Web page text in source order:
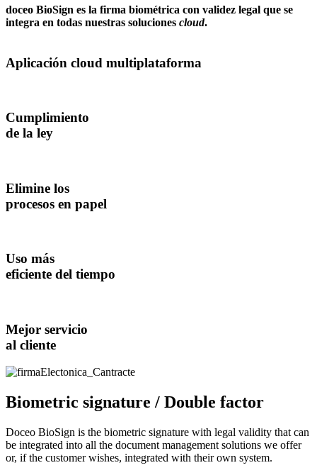
doceo BioSign es la firma biométrica con validez legal que se
integra en todas nuestras soluciones cloud.
Aplicación cloud multiplataforma
Cumplimiento
de la ley
Elimine los
procesos en papel
Uso más
eficiente del tiempo
Mejor servicio
al cliente
Biometric signature / Double factor
Doceo BioSign is the biometric signature with legal validity that can
be integrated into all the document management solutions we offer
or, if the customer wishes, integrated with their own system.